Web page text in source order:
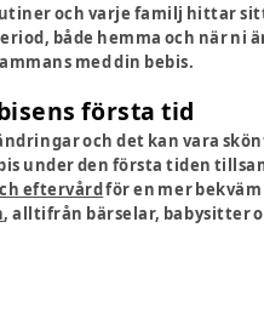
och varje familj hittar
både hemma och när ni
med din bebis.
första tid
och det kan vara
under den första tiden
eftervård för en mer
, alltifrån bärselar, babysitter